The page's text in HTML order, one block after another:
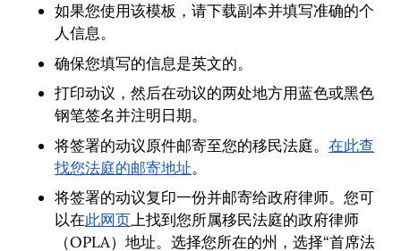
如果您使用该模板，请下载副本并填写准确的个
人信息。
确保您填写的信息是英文的。
打印动议，然后在动议的两处地方用蓝色或黑色
钢笔签名并注明日期。
将签署的动议原件邮寄至您的移民法庭。在此查
找您法庭的邮寄地址。
将签署的动议复印一份并邮寄给政府律师。您可
以在此网页上找到您所属移民法庭的政府律师
（OPLA）地址。选择您所在的州，选择“首席法